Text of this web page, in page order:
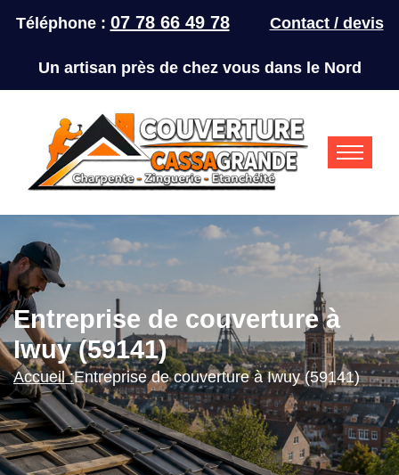
Téléphone : 07 78 66 49 78 Contact / devis
Un artisan près de chez vous dans le Nord
Entreprise de couverture à
Iwuy (59141)
Accueil :Entreprise de couverture à Iwuy (59141)